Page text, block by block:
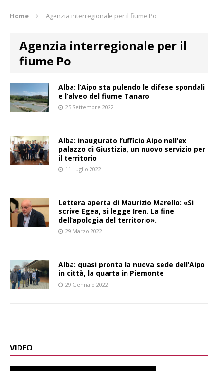
Home Agenzia interregionale per il fiume Po
Agenzia interregionale per il
fiume Po
Alba: l’Aipo sta pulendo le difese spondali
e l’alveo del fiume Tanaro
25 Settembre 2022
Alba: inaugurato l’ufficio Aipo nell’ex
palazzo di Giustizia, un nuovo servizio per
il territorio
11 Luglio 2022
Lettera aperta di Maurizio Marello: «Si
scrive Egea, si legge Iren. La fine
dell’apologia del territorio».
29 Marzo 2022
Alba: quasi pronta la nuova sede dell’Aipo
in città, la quarta in Piemonte
29 Gennaio 2022
VIDEO